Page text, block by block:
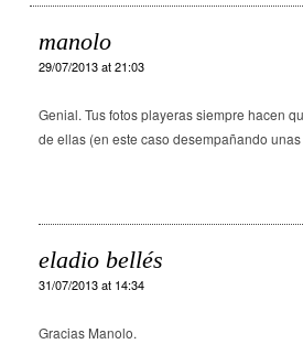
manolo
29/07/2013 at 21:03
Genial. Tus fotos playeras siempre hacen
de ellas (en este caso desempañando
eladio bellés
31/07/2013 at 14:34
Gracias Manolo.